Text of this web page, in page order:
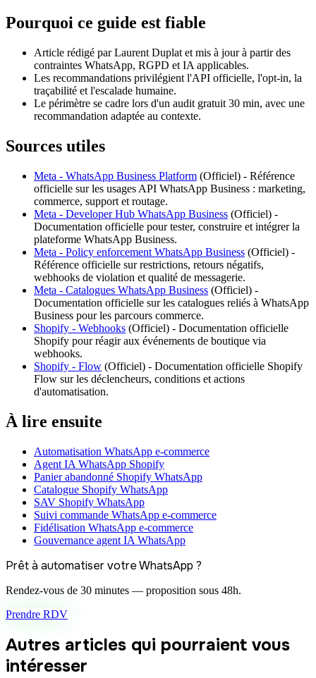
Pourquoi ce guide est fiable
Article rédigé par Laurent Duplat et mis à jour à partir des
contraintes WhatsApp, RGPD et IA applicables.
Les recommandations privilégient l'API officielle, l'opt-in, la
traçabilité et l'escalade humaine.
Le périmètre se cadre lors d'un audit gratuit 30 min, avec une
recommandation adaptée au contexte.
Sources utiles
Meta - WhatsApp Business Platform (Officiel) - Référence
officielle sur les usages API WhatsApp Business : marketing,
commerce, support et routage.
Meta - Developer Hub WhatsApp Business (Officiel) -
Documentation officielle pour tester, construire et intégrer la
plateforme WhatsApp Business.
Meta - Policy enforcement WhatsApp Business (Officiel) -
Référence officielle sur restrictions, retours négatifs,
webhooks de violation et qualité de messagerie.
Meta - Catalogues WhatsApp Business (Officiel) -
Documentation officielle sur les catalogues reliés à WhatsApp
Business pour les parcours commerce.
Shopify - Webhooks (Officiel) - Documentation officielle
Shopify pour réagir aux événements de boutique via
webhooks.
Shopify - Flow (Officiel) - Documentation officielle Shopify
Flow sur les déclencheurs, conditions et actions
d'automatisation.
À lire ensuite
Automatisation WhatsApp e-commerce
Agent IA WhatsApp Shopify
Panier abandonné Shopify WhatsApp
Catalogue Shopify WhatsApp
SAV Shopify WhatsApp
Suivi commande WhatsApp e-commerce
Fidélisation WhatsApp e-commerce
Gouvernance agent IA WhatsApp
Prêt à automatiser votre WhatsApp ?
Rendez-vous de 30 minutes — proposition sous 48h.
Prendre RDV
Autres articles qui pourraient vous
intéresser